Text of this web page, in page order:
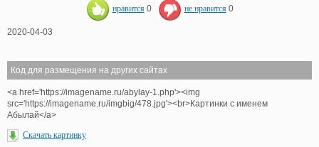
нравится 0 не нравится 0
2020-04-03
Код для размещения на других сайтах
<a href='https://imagename.ru/abylay-1.php'><img
src='https://imagename.ru/imgbig/478.jpg'><br>Картинки с именем
Абылай</a>
Скачать картинку